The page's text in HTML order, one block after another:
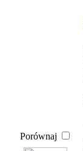
Porównaj